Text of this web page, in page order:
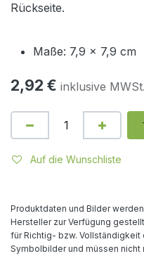
Rückseite.
Maße: 7,9 x 7,9 cm
2,92 € inklusive MWSt.
Auf die Wunschliste
Produktdaten und Bilder
Hersteller zur Verfügung
für Richtig- bzw.
Symbolbilder und müssen